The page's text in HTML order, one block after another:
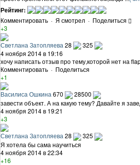
Рейтинг:
Комментировать · Я смотрел · Поделиться
+3
Светлана Затопляева 28
325
4 ноября 2014 в 19:16
хочу написать отзыв про тему,которой нет на
Комментировать · Поделиться
+1
Василиса Ошкина 670
28500
завести объект. А на какую тему? Давайте я
4 ноября 2014 в 19:21
+3
Светлана Затопляева 28
325
Я хотела бы сама научиться
4 ноября 2014 в 22:34
+16